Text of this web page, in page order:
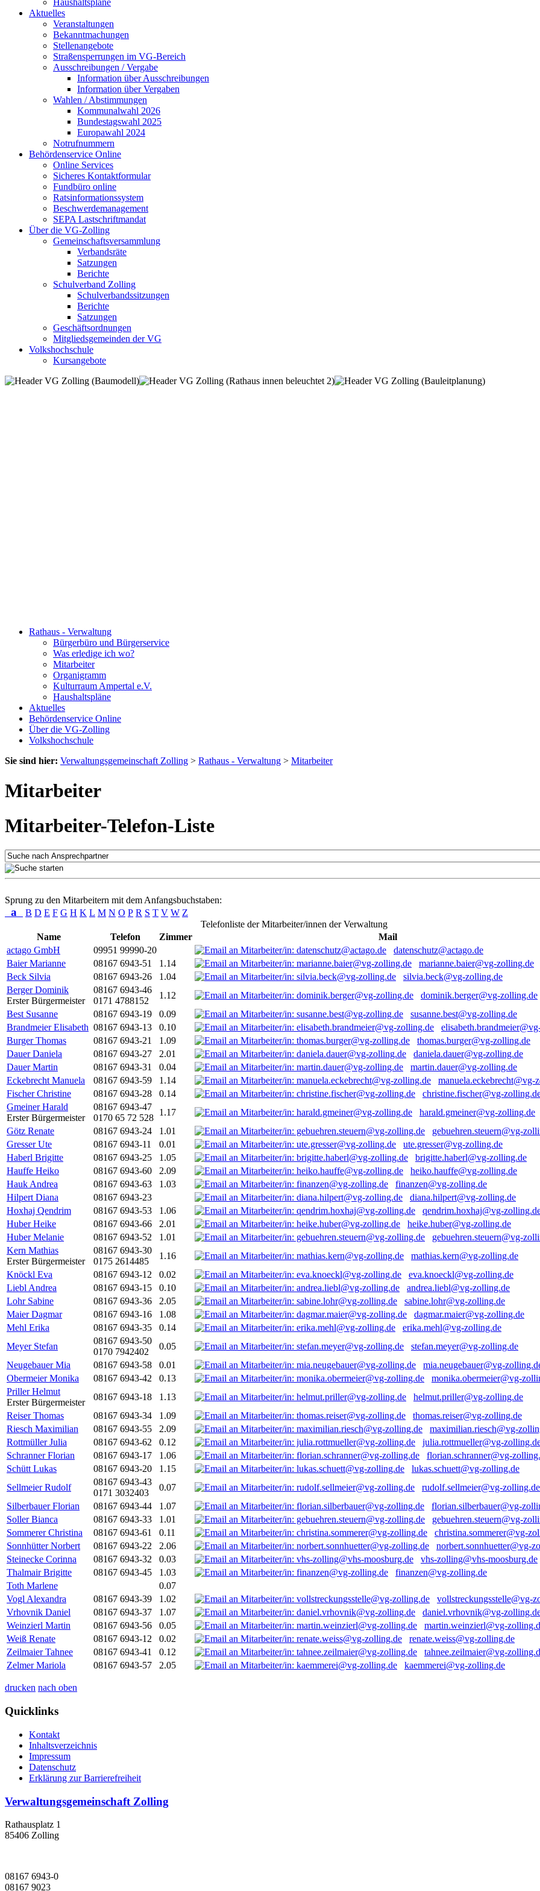
Haushaltspläne
Aktuelles
Veranstaltungen
Bekanntmachungen
Stellenangebote
Straßensperrungen im VG-Bereich
Ausschreibungen / Vergabe
Information über Ausschreibungen
Information über Vergaben
Wahlen / Abstimmungen
Kommunalwahl 2026
Bundestagswahl 2025
Europawahl 2024
Notrufnummern
Behördenservice Online
Online Services
Sicheres Kontaktformular
Fundbüro online
Ratsinformationssystem
Beschwerdemanagement
SEPA Lastschriftmandat
Über die VG-Zolling
Gemeinschaftsversammlung
Verbandsräte
Satzungen
Berichte
Schulverband Zolling
Schulverbandssitzungen
Berichte
Satzungen
Geschäftsordnungen
Mitgliedsgemeinden der VG
Volkshochschule
Kursangebote
Rathaus - Verwaltung
Bürgerbüro und Bürgerservice
Was erledige ich wo?
Mitarbeiter
Organigramm
Kulturraum Ampertal e.V.
Haushaltspläne
Aktuelles
Behördenservice Online
Über die VG-Zolling
Volkshochschule
Sie sind hier: Verwaltungsgemeinschaft Zolling > Rathaus - Verwaltung > Mitarbeiter
Mitarbeiter
Mitarbeiter-Telefon-Liste
Sprung zu den Mitarbeitern mit dem Anfangsbuchstaben:
a B D E F G H K L M N O P R S T V W Z
Telefonliste der Mitarbeiter/innen der Verwaltung
Name
Telefon Zimmer
Mail
actago GmbH
09951 99990-20
datenschutz@actago.de
Baier Marianne
08167 6943-51 1.14
marianne.baier@vg-zolling.de
Beck Silvia
08167 6943-26 1.04
silvia.beck@vg-zolling.de
Berger Dominik
Erster Bürgermeister
08167 6943-46
0171 4788152
1.12
dominik.berger@vg-zolling.de
Best Susanne
08167 6943-19 0.09
susanne.best@vg-zolling.de
Brandmeier Elisabeth 08167 6943-13 0.10
Burger Thomas
08167 6943-21 1.09
thomas.burger@vg-zolling.de
Dauer Daniela
08167 6943-27 2.01
daniela.dauer@vg-zolling.de
Dauer Martin
08167 6943-31 0.04
martin.dauer@vg-zolling.de
Eckebrecht Manuela
08167 6943-59 1.14
manuela.eckebrecht@vg-
Fischer Christine
08167 6943-28 0.14
christine.fischer@vg-
Gmeiner Harald
Erster Bürgermeister
08167 6943-47
0170 65 72 528
1.17
harald.gmeiner@vg-zolling.de
Götz Renate
08167 6943-24 1.01
gebuehren.steuern@vg-
Gresser Ute
08167 6943-11 0.01
ute.gresser@vg-zolling.de
Haberl Brigitte
08167 6943-25 1.05
brigitte.haberl@vg-zolling.de
Hauffe Heiko
08167 6943-60 2.09
heiko.hauffe@vg-zolling.de
Hauk Andrea
08167 6943-63 1.03
finanzen@vg-zolling.de
Hilpert Diana
08167 6943-23
diana.hilpert@vg-zolling.de
Hoxhaj Qendrim
08167 6943-53 1.06
qendrim.hoxhaj@vg-
Huber Heike
08167 6943-66 2.01
heike.huber@vg-zolling.de
Huber Melanie
08167 6943-52 1.01
gebuehren.steuern@vg-
Kern Mathias
Erster Bürgermeister
08167 6943-30
0175 2614485
1.16
mathias.kern@vg-zolling.de
Knöckl Eva
08167 6943-12 0.02
eva.knoeckl@vg-zolling.de
Liebl Andrea
08167 6943-15 0.10
andrea.liebl@vg-zolling.de
Lohr Sabine
08167 6943-36 2.05
sabine.lohr@vg-zolling.de
Maier Dagmar
08167 6943-16 1.08
dagmar.maier@vg-zolling.de
Mehl Erika
08167 6943-35 0.14
erika.mehl@vg-zolling.de
Meyer Stefan
08167 6943-50
0170 7942402
0.05
stefan.meyer@vg-zolling.de
Neugebauer Mia
08167 6943-58 0.01
mia.neugebauer@vg-
Obermeier Monika
08167 6943-42 0.13
monika.obermeier@vg-
Priller Helmut
Erster Bürgermeister
08167 6943-18 1.13
helmut.priller@vg-zolling.de
Reiser Thomas
08167 6943-34 1.09
thomas.reiser@vg-zolling.de
Riesch Maximilian
08167 6943-55 2.09
maximilian.riesch@vg-
Rottmüller Julia
08167 6943-62 0.12
julia.rottmueller@vg-
Schranner Florian
08167 6943-17 1.06
florian.schranner@vg-
Schütt Lukas
08167 6943-20 1.15
lukas.schuett@vg-zolling.de
Sellmeier Rudolf
08167 6943-43
0171 3032403
0.07
rudolf.sellmeier@vg-zolling.de
Silberbauer Florian
08167 6943-44 1.07
florian.silberbauer@vg-
Soller Bianca
08167 6943-33 1.01
gebuehren.steuern@vg-
Sommerer Christina
08167 6943-61 0.11
christina.sommerer@vg-
Sonnhütter Norbert
08167 6943-22 2.06
norbert.sonnhuetter@vg-
Steinecke Corinna
08167 6943-32 0.03
vhs-zolling@vhs-moosburg.de
Thalmair Brigitte
08167 6943-45 1.03
finanzen@vg-zolling.de
Toth Marlene
0.07
Vogl Alexandra
08167 6943-39 1.02
vollstreckungsstelle@vg-
Vrhovnik Daniel
08167 6943-37 1.07
daniel.vrhovnik@vg-
Weinzierl Martin
08167 6943-56 0.05
martin.weinzierl@vg-
Weiß Renate
08167 6943-12 0.02
renate.weiss@vg-zolling.de
Zeilmaier Tahnee
08167 6943-41 0.12
tahnee.zeilmaier@vg-
Zelmer Mariola
08167 6943-57 2.05 kaemmerei@vg-zolling.de
drucken nach oben
Quicklinks
Kontakt
Inhaltsverzeichnis
Impressum
Datenschutz
Erklärung zur Barrierefreiheit
Verwaltungsgemeinschaft Zolling
Rathausplatz 1
85406 Zolling
08167 6943-0
08167 9023